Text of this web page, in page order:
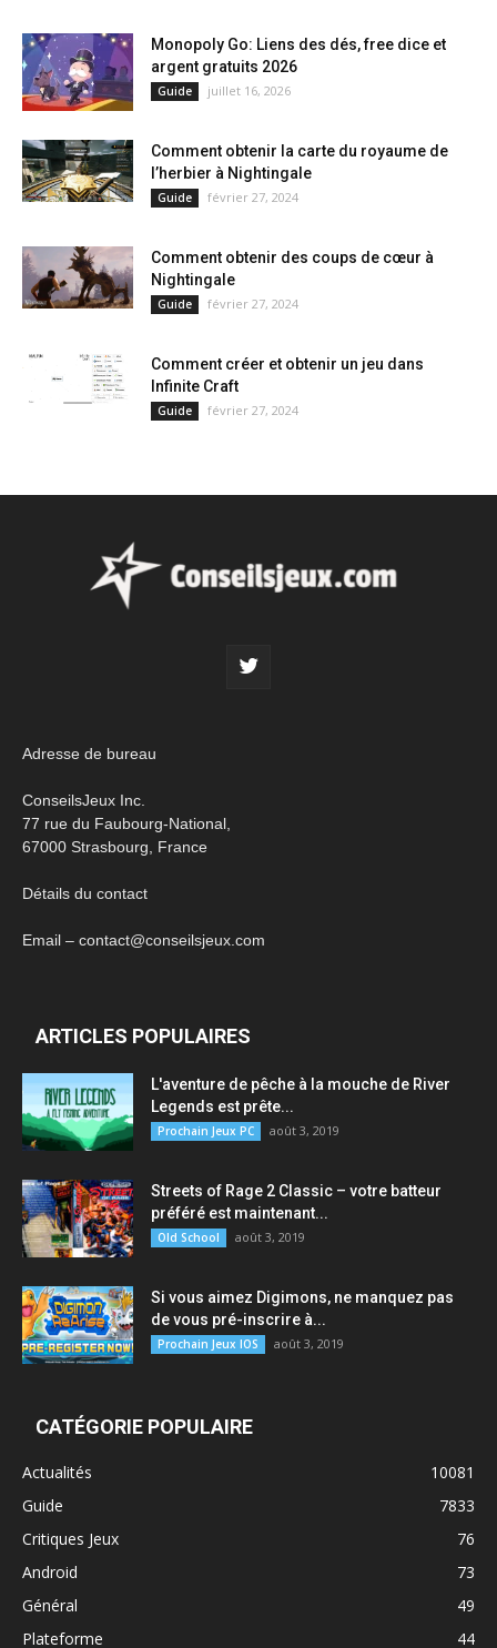
Monopoly Go: Liens des dés, free dice et
argent gratuits 2026
Guide juillet 16, 2026
Comment obtenir la carte du royaume de
l’herbier à Nightingale
Guide février 27, 2024
Comment obtenir des coups de cœur à
Nightingale
Guide février 27, 2024
Comment créer et obtenir un jeu dans
Infinite Craft
Guide février 27, 2024
Adresse de bureau
ConseilsJeux Inc.
77 rue du Faubourg-National,
67000 Strasbourg, France
Détails du contact
Email – contact@conseilsjeux.com
ARTICLES POPULAIRES
L'aventure de pêche à la mouche de River
Legends est prête...
Prochain Jeux PC août 3, 2019
Streets of Rage 2 Classic – votre batteur
préféré est maintenant...
Old School août 3, 2019
Si vous aimez Digimons, ne manquez pas
de vous pré-inscrire à...
Prochain Jeux IOS août 3, 2019
CATÉGORIE POPULAIRE
Actualités
10081
Guide
7833
Critiques Jeux
76
Android
73
Général
49
Plateforme
44